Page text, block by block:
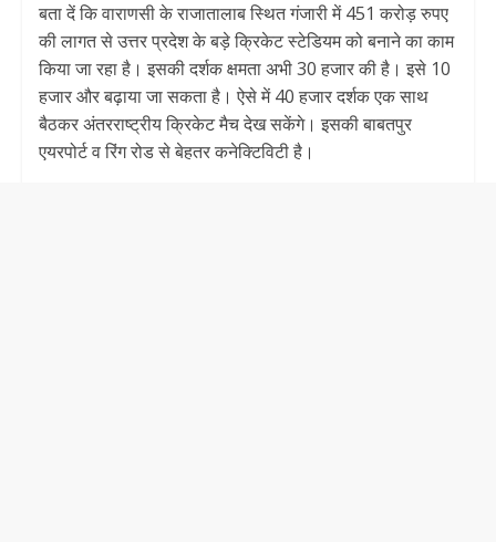
बता दें कि वाराणसी के राजातालाब स्थित गंजारी में 451 करोड़ रुपए
की लागत से उत्तर प्रदेश के बड़े क्रिकेट स्टेडियम को बनाने का काम
किया जा रहा है। इसकी दर्शक क्षमता अभी 30 हजार की है। इसे 10
हजार और बढ़ाया जा सकता है। ऐसे में 40 हजार दर्शक एक साथ
बैठकर अंतरराष्ट्रीय क्रिकेट मैच देख सकेंगे। इसकी बाबतपुर
एयरपोर्ट व रिंग रोड से बेहतर कनेक्टिविटी है।